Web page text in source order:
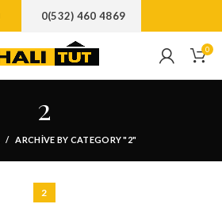
0(532) 460 4869
0
2
ARCHIVE BY CATEGORY "2"
2